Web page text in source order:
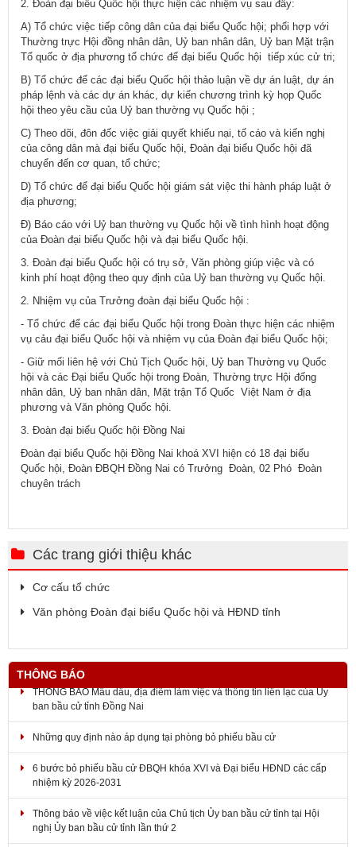
2. Đoàn đại biểu Quốc hội thực hiện các nhiệm vụ sau đây:
A) Tổ chức việc tiếp công dân của đại biểu Quốc hội; phối hợp với
Thường trực Hội đồng nhân dân, Uỷ ban nhân dân, Uỷ ban Mặt trận
Tổ quốc ở địa phương tổ chức để đại biểu Quốc hội tiếp xúc cử tri;
B) Tổ chức để các đại biểu Quốc hội thảo luận về dự án luật, dự án
pháp lệnh và các dự án khác, dự kiến chương trình kỳ họp Quốc
hội theo yêu cầu của Uỷ ban thường vụ Quốc hội ;
C) Theo dõi, đôn đốc việc giải quyết khiếu nại, tố cáo và kiến nghị
của công dân mà đại biểu Quốc hội, Đoàn đại biểu Quốc hội đã
chuyển đến cơ quan, tổ chức;
D) Tổ chức để đại biểu Quốc hội giám sát việc thi hành pháp luật ở
địa phương;
Đ) Báo cáo với Uỷ ban thường vụ Quốc hội về tình hình hoạt động
của Đoàn đại biểu Quốc hội và đại biểu Quốc hội.
3. Đoàn đại biểu Quốc hội có trụ sở, Văn phòng giúp việc và có
kinh phí hoạt động theo quy định của Uỷ ban thường vụ Quốc hội.
2. Nhiệm vụ của Trưởng đoàn đại biểu Quốc hội :
- Tổ chức để các đại biểu Quốc hội trong Đoàn thực hiện các nhiệm
vụ cảu đại biểu Quốc hội và nhiệm vụ của Đoàn đại biểu Quốc hội;
- Giữ mối liên hệ với Chủ Tịch Quốc hội, Uỷ ban Thường vụ Quốc
hội và các Đại biểu Quốc hội trong Đoàn, Thường trực Hội đống
nhân dân, Uỷ ban nhân dân, Mặt trận Tổ Quốc Việt Nam ở địa
phương và Văn phòng Quốc hội.
3. Đoàn đại biểu Quốc hội Đồng Nai
Đoàn đại biểu Quốc hội Đồng Nai khoá XVI hiện có 18 đại biểu
Quốc hội, Đoàn ĐBQH Đồng Nai có Trưởng Đoàn, 02 Phó Đoàn
chuyên trách
Các trang giới thiệu khác
Cơ cấu tổ chức
Văn phòng Đoàn đại biểu Quốc hội và HĐND tỉnh
THÔNG BÁO
THÔNG BÁO Mẫu dấu, địa điểm làm việc và thông tin liên lạc của Ủy
ban bầu cử tỉnh Đồng Nai
Những quy định nào áp dụng tại phòng bỏ phiếu bầu cử
6 bước bỏ phiếu bầu cử ĐBQH khóa XVI và Đại biểu HĐND các cấp
nhiệm kỳ 2026-2031
Thông báo về việc kết luận của Chủ tịch Ủy ban bầu cử tỉnh tại Hội
nghị Ủy ban bầu cử tỉnh lần thứ 2